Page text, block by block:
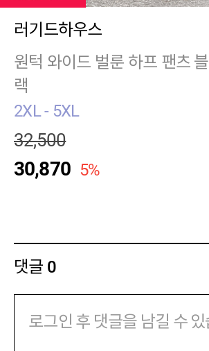
러기드하우스
원턱 와이드 벌룬 하프 팬츠 블
랙
2XL - 5XL
32,500
30,870 5%
댓글 0